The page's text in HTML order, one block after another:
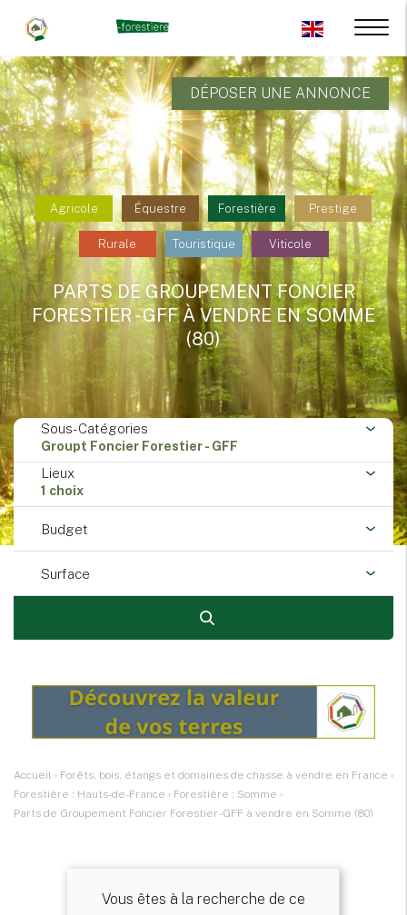
DÉPOSER UNE ANNONCE
Agricole Équestre Forestière Prestige
Rurale Touristique Viticole
PARTS DE GROUPEMENT FONCIER
FORESTIER - GFF À VENDRE EN SOMME
(80)
Sous-Catégories
Groupt Foncier Forestier - GFF
Lieux
1 choix
Budget
Surface
Accueil › Forêts, bois, étangs et domaines de chasse à vendre en France ›
Forestière : Hauts-de-France › Forestière : Somme ›
Parts de Groupement Foncier Forestier - GFF à vendre en Somme (80)
Vous êtes à la recherche de ce